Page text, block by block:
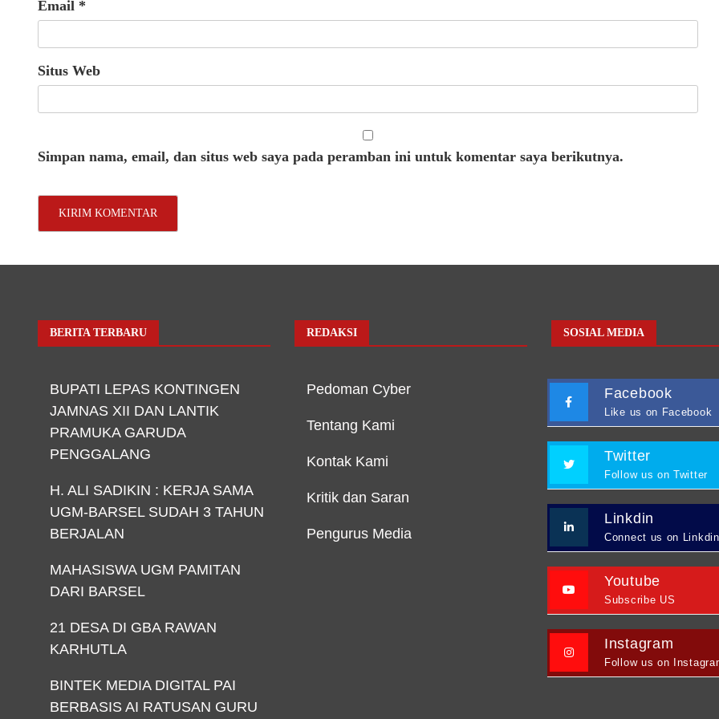
Email *
Situs Web
Simpan nama, email, dan situs web saya pada peramban ini untuk komentar saya berikutnya.
BERITA TERBARU
BUPATI LEPAS KONTINGEN
JAMNAS XII DAN LANTIK
PRAMUKA GARUDA
PENGGALANG
H. ALI SADIKIN : KERJA SAMA
UGM-BARSEL SUDAH 3 TAHUN
BERJALAN
MAHASISWA UGM PAMITAN
DARI BARSEL
21 DESA DI GBA RAWAN
KARHUTLA
BINTEK MEDIA DIGITAL PAI
BERBASIS AI RATUSAN GURU
REDAKSI
Pedoman Cyber
Tentang Kami
Kontak Kami
Kritik dan Saran
Pengurus Media
SOSIAL MEDIA
Facebook
Like us on Facebook
Twitter
Follow us on Twitter
Linkdin
Connect us on Linkdin
Youtube
Subscribe US
Instagram
Follow us on